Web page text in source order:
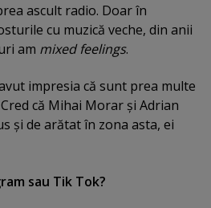
ascult radio. Doar în
cu muzică veche, din anii
am mixed feelings.
impresia că sunt prea multe
că Mihai Morar şi Adrian
şi de arătat în zona asta, ei
sau Tik Tok?